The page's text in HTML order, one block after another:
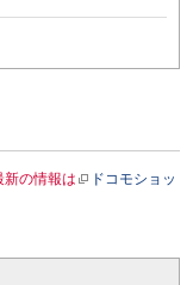
の情報は
ドコモショッ